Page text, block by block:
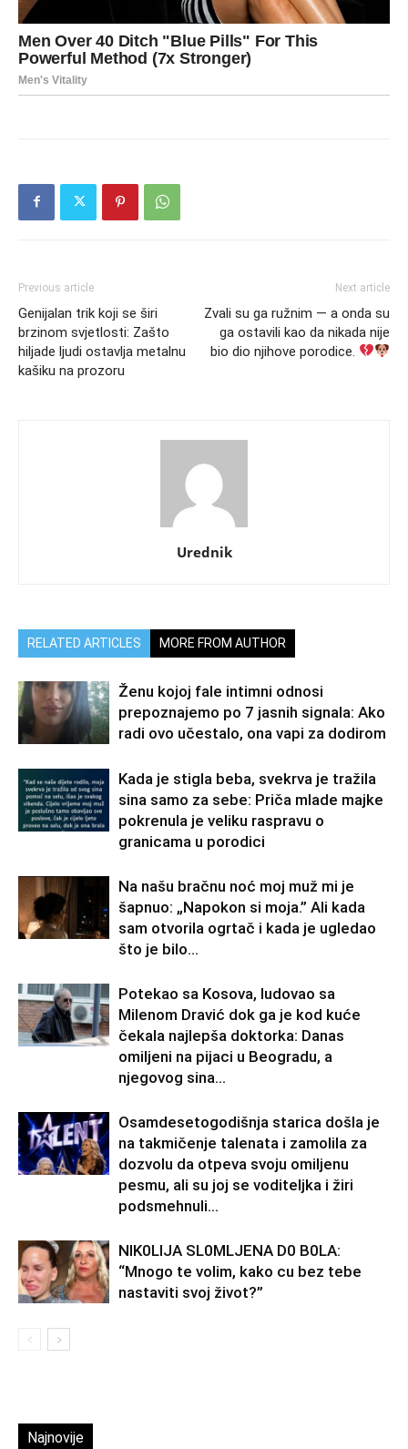
Previous article
Genijalan trik koji se širi
brzinom svjetlosti: Zašto
hiljade ljudi ostavlja metalnu
kašiku na prozoru
Next article
Zvali su ga ružnim — a onda su
ga ostavili kao da nikada nije
bio dio njihove porodice.
Urednik
RELATED ARTICLES MORE FROM AUTHOR
Ženu kojoj fale intimni odnosi
prepoznajemo po 7 jasnih signala: Ako
radi ovo učestalo, ona vapi za dodirom
Kada je stigla beba, svekrva je tražila
sina samo za sebe: Priča mlade majke
pokrenula je veliku raspravu o
granicama u porodici
Na našu bračnu noć moj muž mi je
šapnuo: „Napokon si moja.” Ali kada
sam otvorila ogrtač i kada je ugledao
što je bilo...
Potekao sa Kosova, ludovao sa
Milenom Dravić dok ga je kod kuće
čekala najlepša doktorka: Danas
omiljeni na pijaci u Beogradu, a
njegovog sina...
Osamdesetogodišnja starica došla je
na takmičenje talenata i zamolila za
dozvolu da otpeva svoju omiljenu
pesmu, ali su joj se voditeljka i žiri
podsmehnuli...
NlK0LlJA SL0MLJENA D0 B0LA:
“Mnogo te volim, kako cu bez tebe
nastaviti svoj život?”
Najnovije